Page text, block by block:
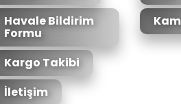
Havale Bildirim
Formu
Kargo Takibi
İletişim